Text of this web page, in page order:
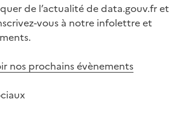
de l’actualité de data.gouv.fr et
vous à notre infolettre et
nos prochains évènements